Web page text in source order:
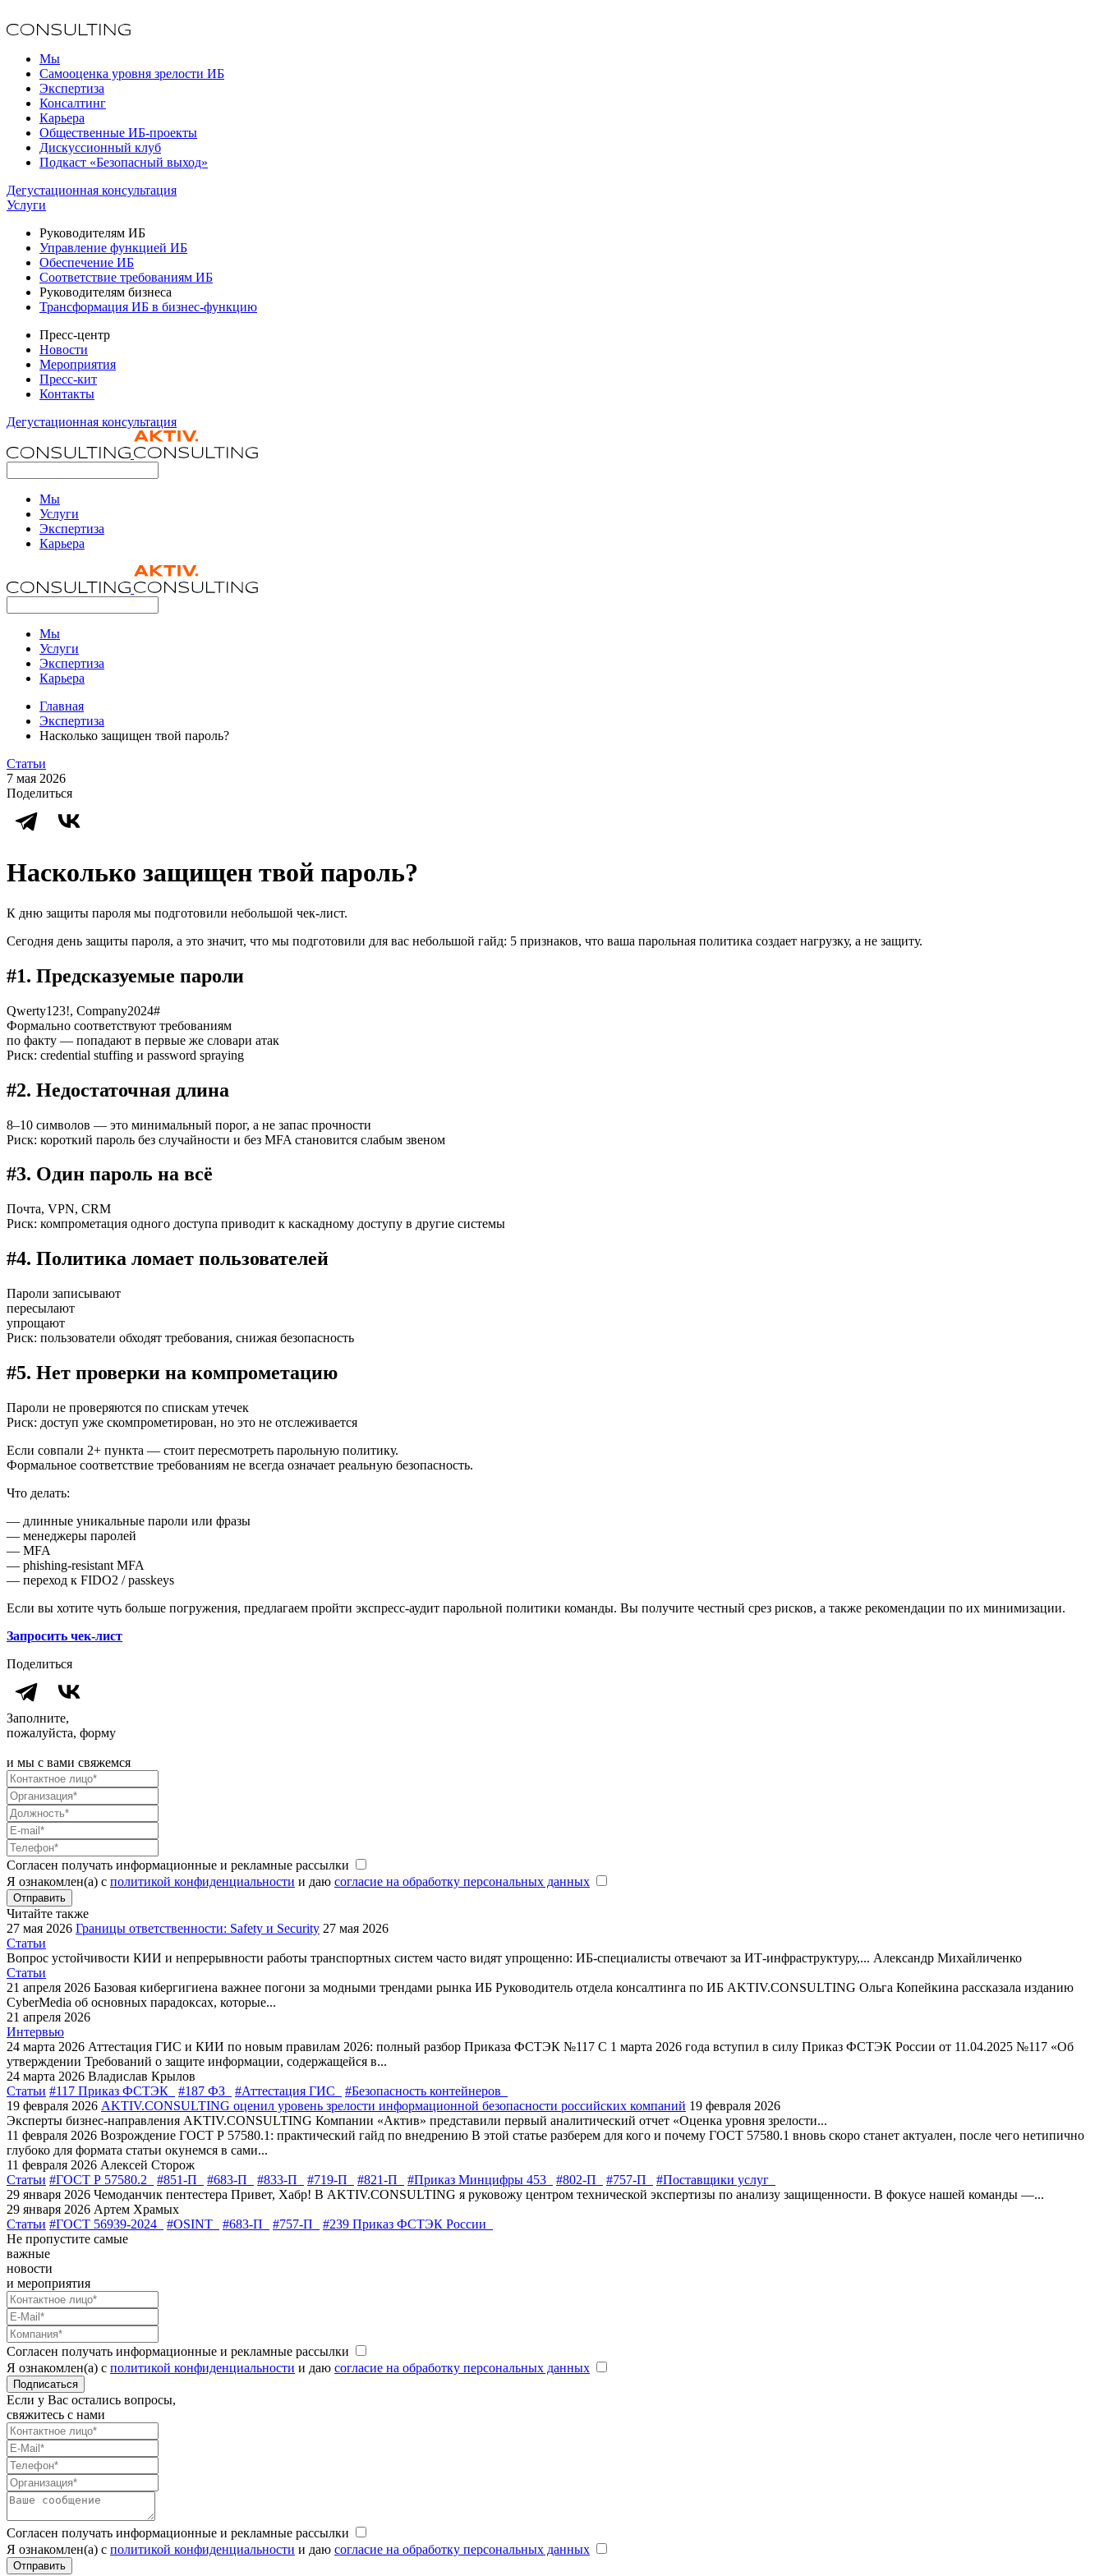
Мы
Самооценка уровня зрелости ИБ
Экспертиза
Консалтинг
Карьера
Общественные ИБ-проекты
Дискуссионный клуб
Подкаст «Безопасный выход»
Дегустационная консультация
Услуги
Руководителям ИБ
Управление функцией ИБ
Обеспечение ИБ
Соответствие требованиям ИБ
Руководителям бизнеса
Трансформация ИБ в бизнес-функцию
Пресс-центр
Новости
Мероприятия
Пресс-кит
Контакты
Дегустационная консультация
Мы
Услуги
Экспертиза
Карьера
Мы
Услуги
Экспертиза
Карьера
Главная
Экспертиза
Насколько защищен твой пароль?
Статьи
7 мая 2026
Поделиться
Насколько защищен твой пароль?
К дню защиты пароля мы подготовили небольшой чек-лист.
Сегодня день защиты пароля, а это значит, что мы подготовили для вас небольшой гайд: 5 признаков, что ваша парольная политика создает нагрузку, а не защиту.
#1. Предсказуемые пароли
Qwerty123!, Company2024#
Формально соответствуют требованиям
по факту — попадают в первые же словари атак
Риск: credential stuffing и password spraying
#2. Недостаточная длина
8–10 символов — это минимальный порог, а не запас прочности
Риск: короткий пароль без случайности и без MFA становится слабым звеном
#3. Один пароль на всё
Почта, VPN, CRM
Риск: компрометация одного доступа приводит к каскадному доступу в другие системы
#4. Политика ломает пользователей
Пароли записывают
пересылают
упрощают
Риск: пользователи обходят требования, снижая безопасность
#5. Нет проверки на компрометацию
Пароли не проверяются по спискам утечек
Риск: доступ уже скомпрометирован, но это не отслеживается
Если совпали 2+ пункта — стоит пересмотреть парольную политику.
Формальное соответствие требованиям не всегда означает реальную безопасность.
Что делать:
— длинные уникальные пароли или фразы
— менеджеры паролей
— MFA
— phishing-resistant MFA
— переход к FIDO2 / passkeys
Если вы хотите чуть больше погружения, предлагаем пройти экспресс-аудит парольной политики команды. Вы получите честный срез рисков, а также рекомендации по их минимизации.
Запросить чек-лист
Поделиться
Заполните,
пожалуйста, форму
и мы с вами свяжемся
Согласен получать информационные и рекламные рассылки
Я ознакомлен(а) с политикой конфиденциальности и даю согласие на обработку персональных данных
Отправить
Читайте также
27 мая 2026 Границы ответственности: Safety и Security 27 мая 2026
Статьи
Вопрос устойчивости КИИ и непрерывности работы транспортных систем часто видят упрощенно: ИБ-специалисты отвечают за ИТ-инфраструктуру,... Александр Михайличенко
Статьи
21 апреля 2026 Базовая кибергигиена важнее погони за модными трендами рынка ИБ Руководитель отдела консалтинга по ИБ AKTIV.CONSULTING Ольга Копейкина рассказала изданию
CyberMedia об основных парадоксах, которые...
21 апреля 2026
Интервью
24 марта 2026 Аттестация ГИС и КИИ по новым правилам 2026: полный разбор Приказа ФСТЭК №117 С 1 марта 2026 года вступил в силу Приказ ФСТЭК России от 11.04.2025 №117 «Об
утверждении Требований о защите информации, содержащейся в...
24 марта 2026 Владислав Крылов
Статьи #117 Приказ ФСТЭК #187 ФЗ #Аттестация ГИС
#Безопасность контейнеров
19 февраля 2026 AKTIV.CONSULTING оценил уровень зрелости информационной безопасности российских компаний 19 февраля 2026
Эксперты бизнес-направления AKTIV.CONSULTING Компании «Актив» представили первый аналитический отчет «Оценка уровня зрелости...
11 февраля 2026 Возрождение ГОСТ Р 57580.1: практический гайд по внедрению В этой статье разберем для кого и почему ГОСТ 57580.1 вновь скоро станет актуален, после чего нетипично
глубоко для формата статьи окунемся в сами...
11 февраля 2026 Алексей Сторож
Статьи #ГОСТ Р 57580.2 #851-П #683-П #833-П #719-П #821-П #Приказ Минцифры 453 #802-П #757-П
#Поставщики услуг
29 января 2026 Чемоданчик пентестера Привет, Хабр! В AKTIV.CONSULTING я руковожу центром технической экспертизы по анализу защищенности. В фокусе нашей команды —...
29 января 2026 Артем Храмых
Статьи #ГОСТ 56939-2024 #OSINT #683-П #757-П
#239 Приказ ФСТЭК России
Не пропустите самые
важные
новости
и мероприятия
Согласен получать информационные и рекламные рассылки
Я ознакомлен(а) с политикой конфиденциальности и даю согласие на обработку персональных данных
Подписаться
Если у Вас остались вопросы,
свяжитесь с нами
Согласен получать информационные и рекламные рассылки
Я ознакомлен(а) с политикой конфиденциальности и даю согласие на обработку персональных данных
Отправить